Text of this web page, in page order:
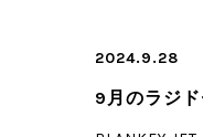
2024.9.28
9月のラジ